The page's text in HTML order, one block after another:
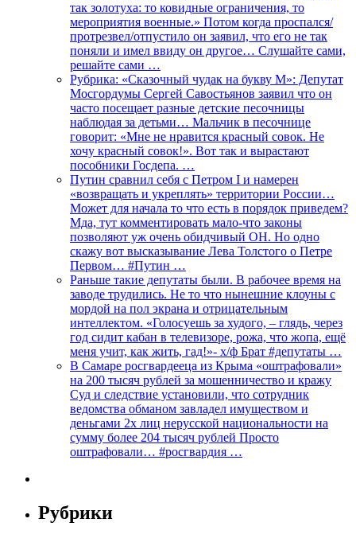
так золотуха: то ковидные ограничения, то
мероприятия военные.» Потом когда проспался/
протрезвел/отпустило он заявил, что его не так
поняли и имел ввиду он другое… Слушайте сами,
решайте сами …
Рубрика: «Сказочный чудак на букву М»: Депутат
Мосгордумы Сергей Савостьянов заявил что он
часто посещает разные детские песочницы
наблюдая за детьми… Мальчик в песочнице
говорит: «Мне не нравится красный совок. Не
хочу красный совок!». Вот так и вырастают
пособники Госдепа. …
Путин сравнил себя с Петром I и намерен
«возвращать и укреплять» территории России…
Может для начала то что есть в порядок приведем?
Мда, тут комментировать мало-что законы
позволяют уж очень обидчивый ОН. Но одно
скажу вот высказывание Лева Толстого о Петре
Первом… #Путин …
Раньше такие депутаты были. В рабочее время на
заводе трудились. Не то что нынешние клоуны с
мордой на пол экрана и отрицательным
интеллектом. «Голосуешь за худого, – глядь, через
год сидит кабан в телевизоре, рожа, что жопа, ещё
меня учит, как жить, гад!»- х/ф Брат #депутаты …
В Самаре росгвардееца из Крыма «оштрафовали»
на 200 тысяч рублей за мошенничество и кражу
Суд и следствие установили, что сотрудник
ведомства обманом завладел имуществом и
деньгами 2х лиц нерусской национальности на
сумму более 204 тысяч рублей Просто
оштрафовали… #росгвардия …
Рубрики